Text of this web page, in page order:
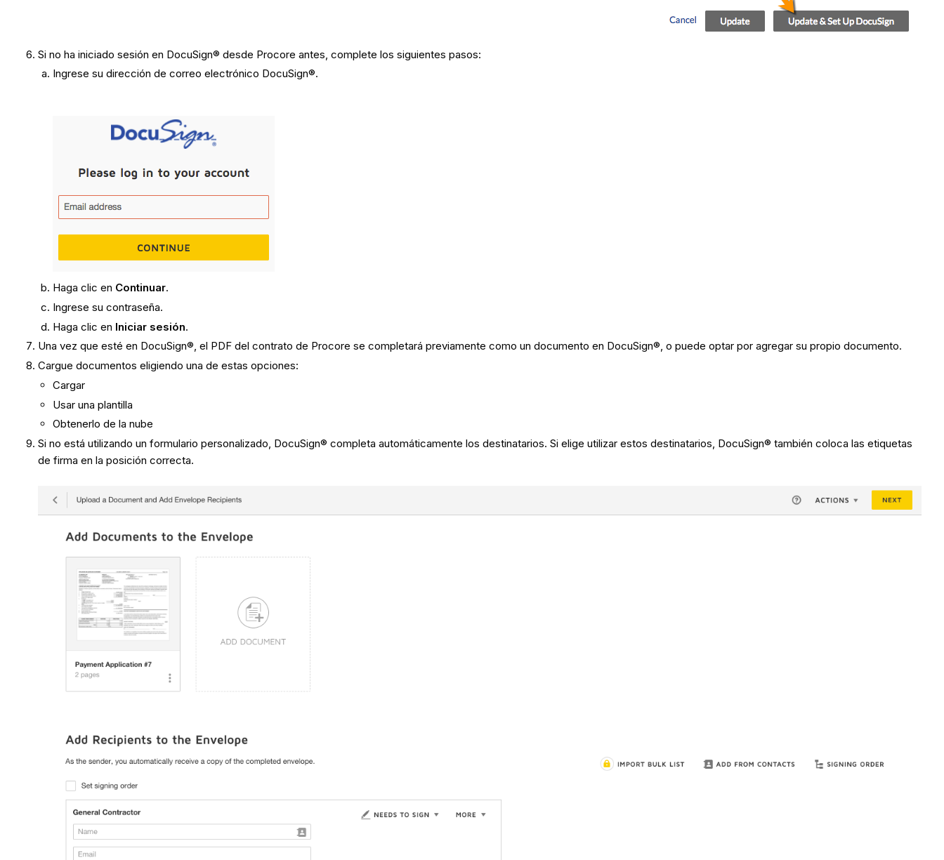
Si no ha iniciado sesión en DocuSign® desde Procore antes, complete los siguientes pasos:
Ingrese su dirección de correo electrónico DocuSign®.
Haga clic en Continuar.
Ingrese su contraseña.
Haga clic en Iniciar sesión.
Una vez que esté en DocuSign®, el PDF del contrato de Procore se completará previamente como un documento en DocuSign®, o puede optar por agregar su propio documento.
Cargue documentos eligiendo una de estas opciones:
Cargar
Usar una plantilla
Obtenerlo de la nube
Si no está utilizando un formulario personalizado, DocuSign® completa automáticamente los destinatarios. Si elige utilizar estos destinatarios, DocuSign® también coloca las etiquetas
de firma en la posición correcta.